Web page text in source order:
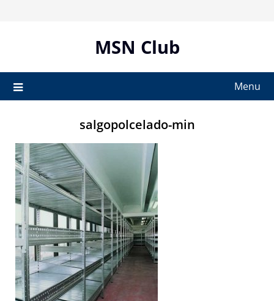
MSN Club
Menu
salgopolcelado-min